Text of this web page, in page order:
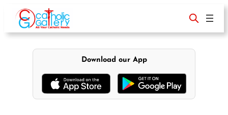
content
Download our App